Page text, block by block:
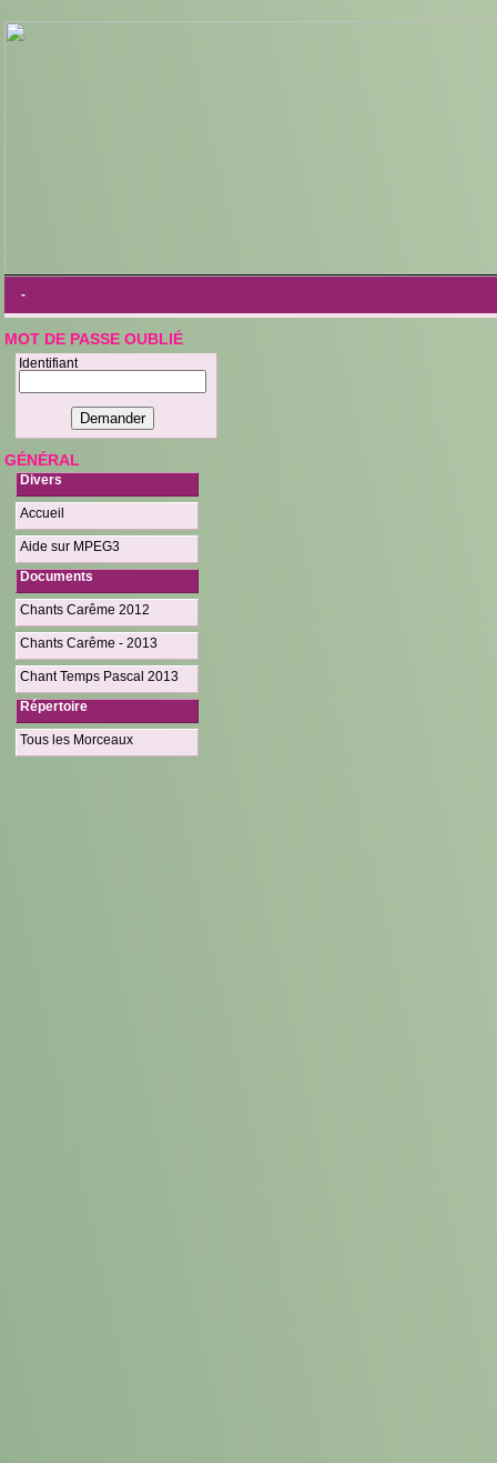
-
MOT DE PASSE OUBLIÉ
Identifiant
GÉNÉRAL
Divers
Accueil
Aide sur MPEG3
Documents
Chants Carême 2012
Chants Carême - 2013
Chant Temps Pascal 2013
Répertoire
Tous les Morceaux